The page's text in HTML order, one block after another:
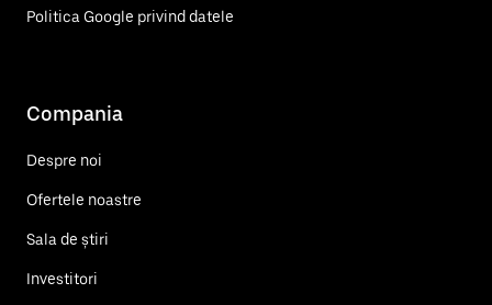
Politica Google privind datele
Compania
Despre noi
Ofertele noastre
Sala de știri
Investitori